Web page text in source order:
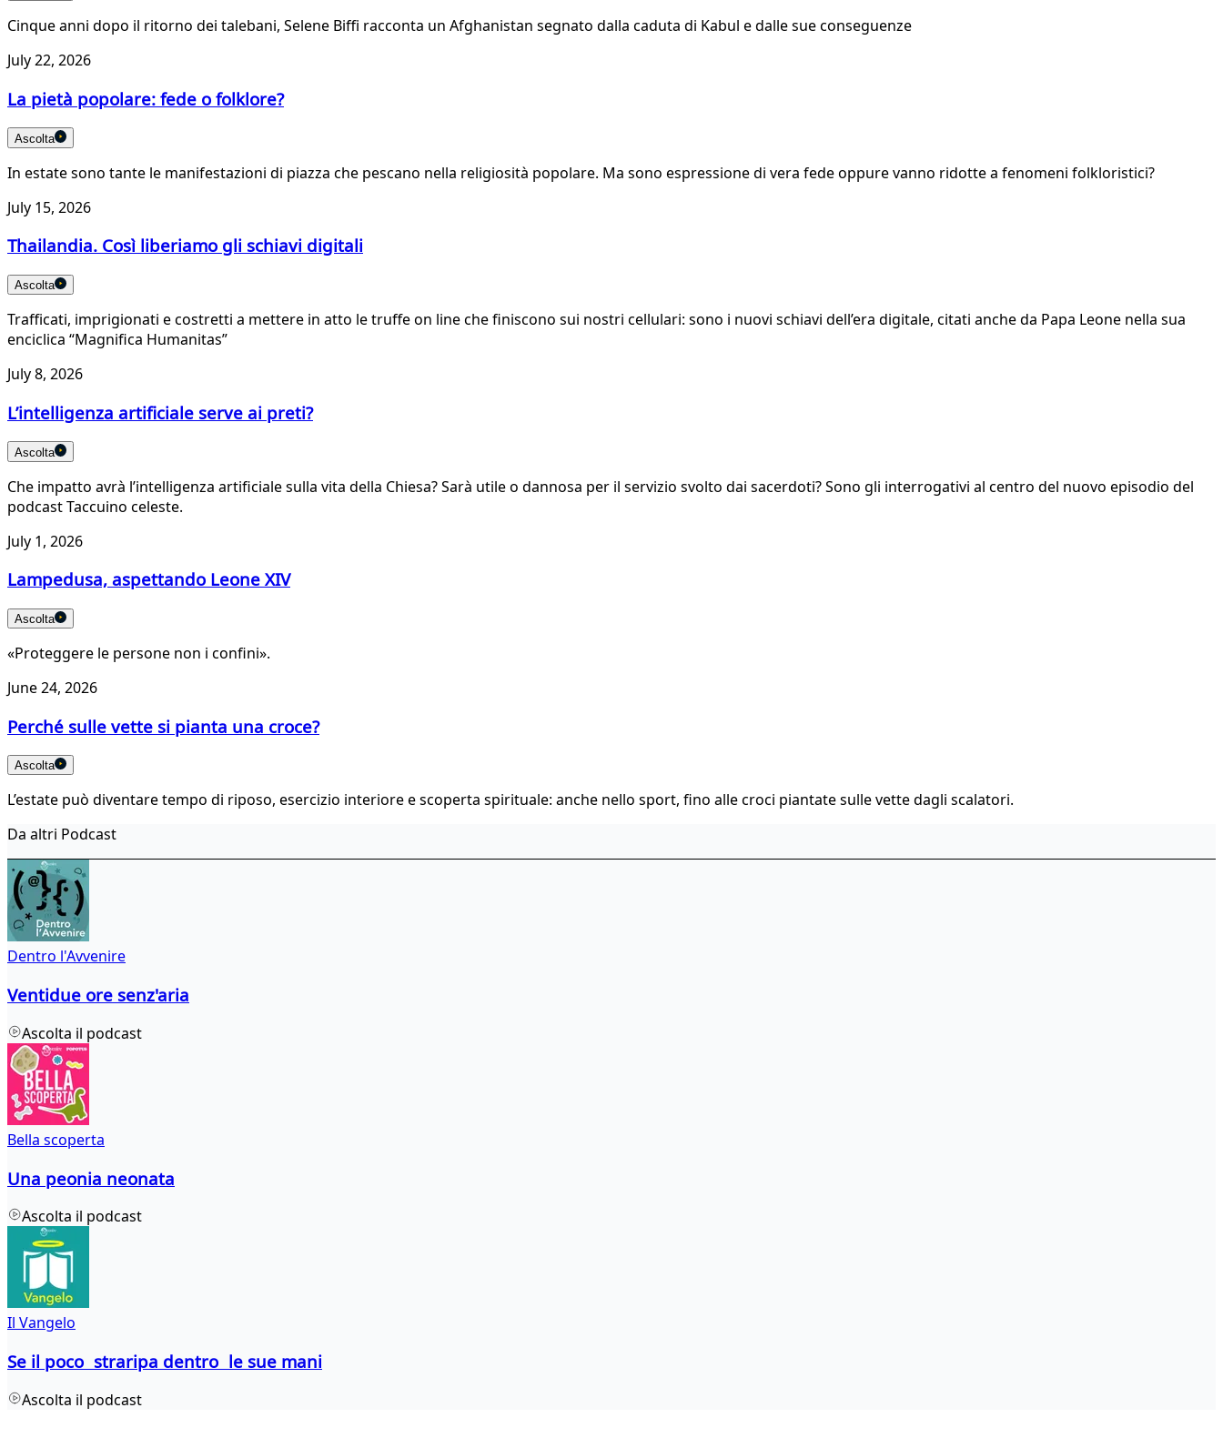
Cinque anni dopo il ritorno dei talebani, Selene Biffi racconta un Afghanistan segnato dalla caduta di Kabul e dalle sue conseguenze
July 22, 2026
La pietà popolare: fede o folklore?
Ascolta
In estate sono tante le manifestazioni di piazza che pescano nella religiosità popolare. Ma sono espressione di vera fede oppure vanno ridotte a fenomeni folkloristici?
July 15, 2026
Thailandia. Così liberiamo gli schiavi digitali
Ascolta
Trafficati, imprigionati e costretti a mettere in atto le truffe on line che finiscono sui nostri cellulari: sono i nuovi schiavi dell’era digitale, citati anche da Papa Leone nella sua
enciclica “Magnifica Humanitas”
July 8, 2026
L’intelligenza artificiale serve ai preti?
Ascolta
Che impatto avrà l’intelligenza artificiale sulla vita della Chiesa? Sarà utile o dannosa per il servizio svolto dai sacerdoti? Sono gli interrogativi al centro del nuovo episodio del
podcast Taccuino celeste.
July 1, 2026
Lampedusa, aspettando Leone XIV
Ascolta
«Proteggere le persone non i confini».
June 24, 2026
Perché sulle vette si pianta una croce?
Ascolta
L’estate può diventare tempo di riposo, esercizio interiore e scoperta spirituale: anche nello sport, fino alle croci piantate sulle vette dagli scalatori.
Da altri Podcast
Dentro l'Avvenire
Ventidue ore senz'aria
Ascolta il podcast
Bella scoperta
Una peonia neonata
Ascolta il podcast
Il Vangelo
Se il poco straripa dentro le sue mani
Ascolta il podcast